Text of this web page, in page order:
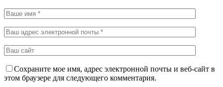
Сохраните мое имя, адрес электронной почты и веб-сайт в
этом браузере для следующего комментария.